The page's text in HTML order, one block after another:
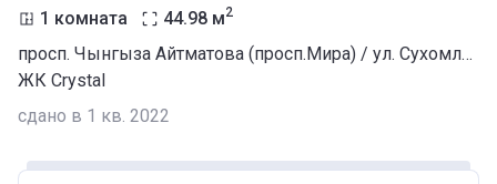
1 комната 44.98 м2
просп. Чынгыза Айтматова (просп.Мира) / ул. Сухомлинова
ЖК Crystal
сдано в 1 кв. 2022